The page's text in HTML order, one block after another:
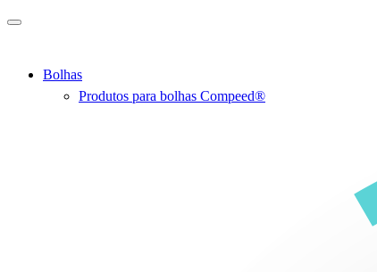
Ir para o conteúdo principal
Bolhas
Produtos para bolhas Compeed®